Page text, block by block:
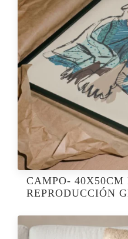
CAMPO-
REPRODUCCIÓN